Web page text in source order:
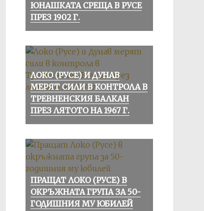
ЮНАШКАТА СРЕЩА В РУСЕ
ПРЕЗ 1902 Г.
ЛОКО (РУСЕ) И ДУНАВ
МЕРЯТ СИЛИ В КОНТРОЛА В
ТРЕВНЕНСКИЯ БАЛКАН
ПРЕЗ ЛЯТОТО НА 1967 Г.
ПРАЩАТ ЛОКО (РУСЕ) В
ОКРЪЖНАТА ГРУПА ЗА 50-
ГОДИШНИЯ МУ ЮБИЛЕЙ